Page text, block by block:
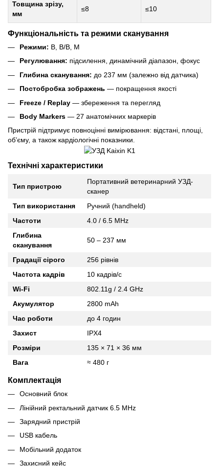
Товщина зрізу,
мм
≤8 ≤10
Функціональність та режими сканування
Режими: B, B/B, M
Регулювання: підсилення, динамічний діапазон, фокус
Глибина сканування: до 237 мм (залежно від датчика)
Постобробка зображень — покращення якості
Freeze / Replay — збереження та перегляд
Body Markers — 27 анатомічних маркерів
Пристрій підтримує повноцінні вимірювання: відстані, площі,
об’єму, а також кардіологічні показники.
Технічні характеристики
Тип пристрою
Портативний ветеринарний УЗД-
сканер
Тип використання
Ручний (handheld)
Частоти
4.0 / 6.5 MHz
Глибина
сканування
50 – 237 мм
Градації сірого
256 рівнів
Частота кадрів
10 кадрів/с
Wi-Fi
802.11g / 2.4 GHz
Акумулятор
2800 mAh
Час роботи
до 4 годин
Захист
IPX4
Розміри
135 × 71 × 36 мм
Вага
≈ 480 г
Комплектація
Основний блок
Лінійний ректальний датчик 6.5 MHz
Зарядний пристрій
USB кабель
Мобільний додаток
Захисний кейс